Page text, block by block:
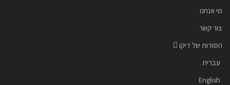
מי אנחנו
צור קשר
הסודות של דיקו
עברית
English